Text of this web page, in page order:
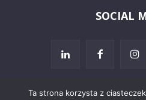
SOCIAL
Ta strona korzysta z